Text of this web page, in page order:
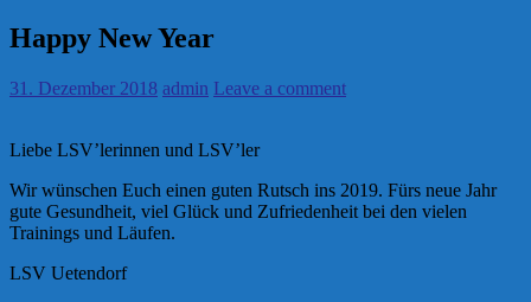
Happy New Year
31. Dezember 2018 admin Leave a comment
Liebe LSV’lerinnen und LSV’ler
Wir wünschen Euch einen guten Rutsch ins 2019. Fürs neue Jahr
gute Gesundheit, viel Glück und Zufriedenheit bei den vielen
Trainings und Läufen.
LSV Uetendorf